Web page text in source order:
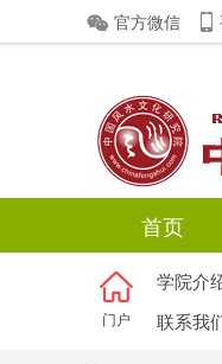
官方微信
首页
门户
学院介
联系我